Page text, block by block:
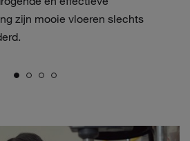
zijn mooie vloeren slechts